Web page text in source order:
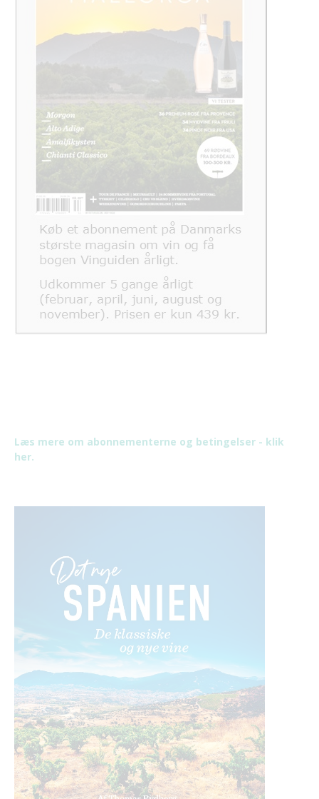
Læs mere om abonnementerne og betingelser - klik
her.